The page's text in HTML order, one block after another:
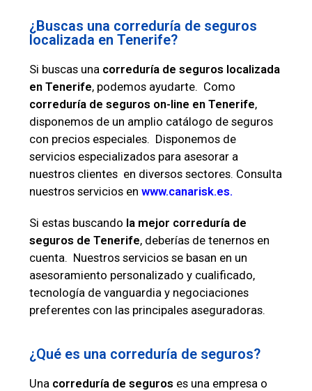
¿Buscas una correduría de seguros
localizada en Tenerife?
Si buscas una correduría de seguros localizada
en Tenerife, podemos ayudarte. Como
correduría de seguros on-line en Tenerife,
disponemos de un amplio catálogo de seguros
con precios especiales. Disponemos de
servicios especializados para asesorar a
nuestros clientes en diversos sectores. Consulta
nuestros servicios enwww.canarisk.es.
Si estas buscando la mejor correduría de
seguros de Tenerife, deberías de tenernos en
cuenta. Nuestros servicios se basan en un
asesoramiento personalizado y cualificado,
tecnología de vanguardia y negociaciones
preferentes con las principales aseguradoras.
¿Qué es una correduría de seguros?
Una correduría de seguros es una empresa o